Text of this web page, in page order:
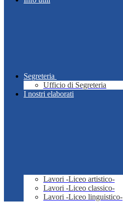
Segreteria
Ufficio di Segreteria
I nostri elaborati
Lavori -Liceo artistico-
Lavori -Liceo classico-
Lavori -Liceo linguistico-